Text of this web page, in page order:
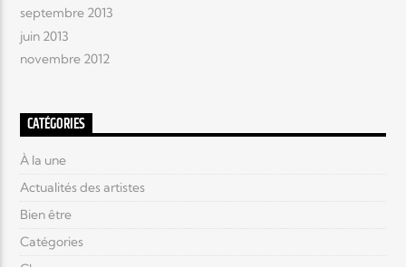
septembre 2013
juin 2013
novembre 2012
CATÉGORIES
À la une
Actualités des artistes
Bien être
Catégories